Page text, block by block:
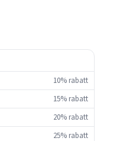
10% rabatt
15% rabatt
20% rabatt
25% rabatt